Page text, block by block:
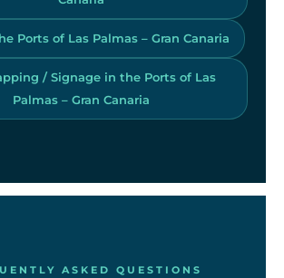
Ports of Las Palmas – Gran Canaria
/ Signage in the Ports of Las
Palmas – Gran Canaria
ASKED QUESTIONS